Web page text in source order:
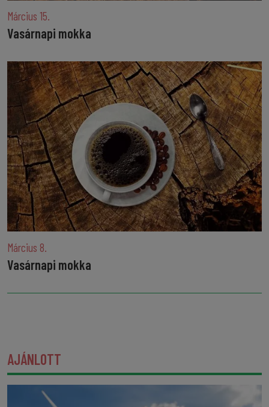
Március 15.
Vasárnapi mokka
Március 8.
Vasárnapi mokka
AJÁNLOTT